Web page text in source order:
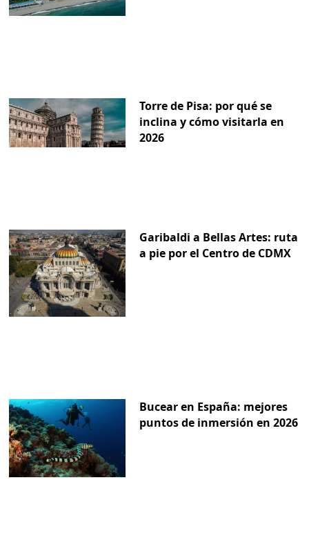
Torre de Pisa: por qué se
inclina y cómo visitarla en
2026
Garibaldi a Bellas Artes: ruta
a pie por el Centro de CDMX
Bucear en España: mejores
puntos de inmersión en 2026